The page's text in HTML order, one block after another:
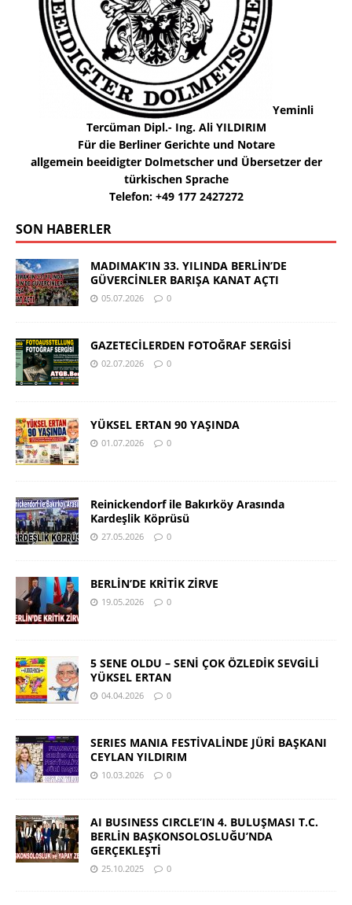
Yeminli
Tercüman Dipl.- Ing. Ali YILDIRIM
Für die Berliner Gerichte und Notare
allgemein beeidigter Dolmetscher und Übersetzer der
türkischen Sprache
Telefon: +49 177 2427272
SON HABERLER
MADIMAK’IN 33. YILINDA BERLİN’DE
GÜVERCİNLER BARIŞA KANAT AÇTI
05.07.2026 0
GAZETECİLERDEN FOTOĞRAF SERGİSİ
02.07.2026 0
YÜKSEL ERTAN 90 YAŞINDA
01.07.2026 0
Reinickendorf ile Bakırköy Arasında
Kardeşlik Köprüsü
27.05.2026 0
BERLİN’DE KRİTİK ZİRVE
19.05.2026 0
5 SENE OLDU – SENİ ÇOK ÖZLEDİK SEVGİLİ
YÜKSEL ERTAN
04.04.2026 0
SERIES MANIA FESTİVALİNDE JÜRİ BAŞKANI
CEYLAN YILDIRIM
10.03.2026 0
AI BUSINESS CIRCLE’IN 4. BULUŞMASI T.C.
BERLİN BAŞKONSOLOSLUĞU’NDA
GERÇEKLEŞTİ
25.10.2025 0